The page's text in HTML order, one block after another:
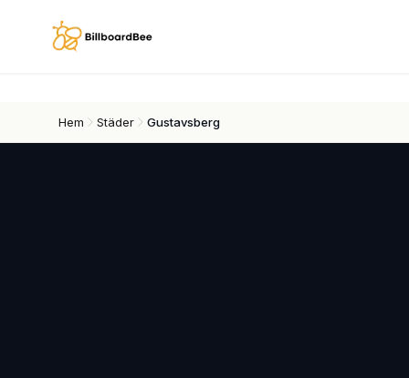
Hem Städer Gustavsberg